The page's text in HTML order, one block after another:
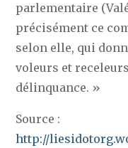
parlementaire
précisément ce
selon elle, qui
voleurs et
délinquance. »
Source :
http://